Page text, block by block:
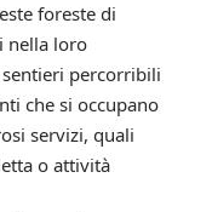
foreste di
nella loro
percorribili
che si occupano
servizi, quali
o attività